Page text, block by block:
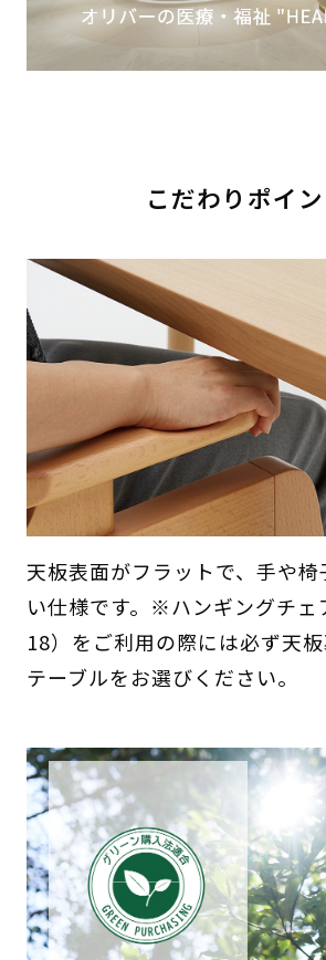
こだわりポイ
天板表面がフラットで、手や椅
い仕様です。※ハンギングチェ
18）をご利用の際には必ず天
テーブルをお選びください。